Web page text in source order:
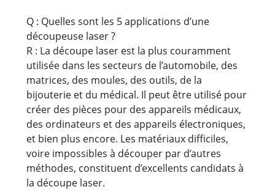
Q : Quelles sont les 5 applications d’une
découpeuse laser ?
R : La découpe laser est la plus couramment
utilisée dans les secteurs de l’automobile, des
matrices, des moules, des outils, de la
bijouterie et du médical. Il peut être utilisé pour
créer des pièces pour des appareils médicaux,
des ordinateurs et des appareils électroniques,
et bien plus encore. Les matériaux difficiles,
voire impossibles à découper par d’autres
méthodes, constituent d’excellents candidats à
la découpe laser.